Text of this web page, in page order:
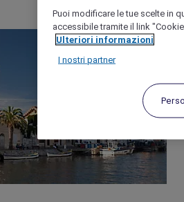
Puoi modificare le tue scelte in
accessibile tramite il link
Ulteriori informazioni
I nostri partner